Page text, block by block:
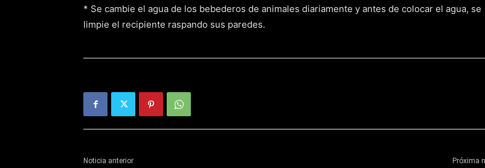
* Se cambie el agua de los bebederos de animales diariamente y antes de colocar el agua, se
limpie el recipiente raspando sus paredes.
Noticia anterior Próxima